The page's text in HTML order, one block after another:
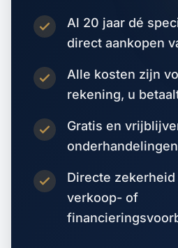
Al 20 jaar dé
direct aankopen
Alle kosten zijn
rekening, u
Gratis en
Directe
verkoop- of